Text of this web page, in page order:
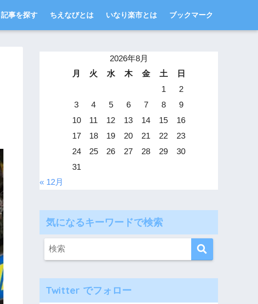
記事を探す ちえなびとは いなり楽市とは ブックマーク
2026年8月
月
火 水 木 金 土
日
1
2
3
4 5 6 7 8
9
10
11 12 13 14 15
16
17
18 19 20 21 22
23
24
25 26 27 28 29
30
31
« 12月
気になるキーワードで検索
Twitter でフォロー